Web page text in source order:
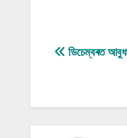
Post
ডিচেম্বৰত